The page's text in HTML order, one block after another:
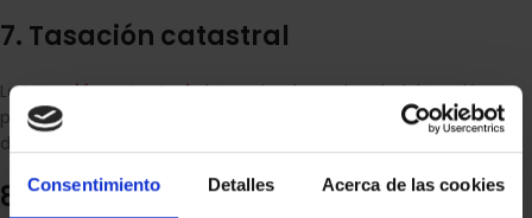
Consentimiento Detalles Acerca de las cookies
7. Tasación catastral
Latasación catastral, determinada por la administración
pública, establece el valor catastral de un inmueble, que sirve
de base para calcular impuestos como el IBI.
8. Tasación para seguros